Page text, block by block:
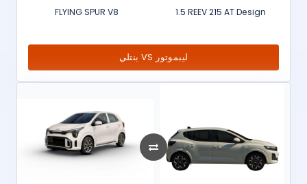
FLYING SPUR V8 1.5 REEV 215 AT Design
بنتلي VS ليبموتور